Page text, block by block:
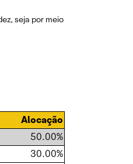
seja por meio
Alocação
50.00%
30.00%